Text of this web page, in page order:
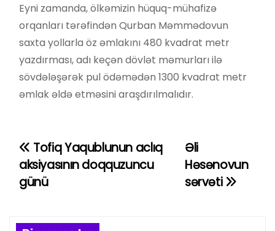
Eyni zamanda, ölkəmizin hüquq-mühafizə
orqanları tərəfindən Qurban Məmmədovun
saxta yollarla öz əmlakını 480 kvadrat metr
yazdırması, adı keçən dövlət məmurları ilə
sövdələşərək pul ödəmədən 1300 kvadrat metr
əmlak əldə etməsini araşdırılmalıdır.
Y
a
Əli
Həsənovun
sərvəti
Tofiq Yaqublunun aclıq
aksiyasının doqquzuncu
günü